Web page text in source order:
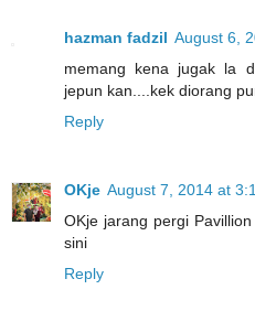
hazman fadzil August 6,
memang kena jugak la
jepun kan....kek diorang
Reply
OKje August 7, 2014 at
OKje jarang pergi
sini
Reply